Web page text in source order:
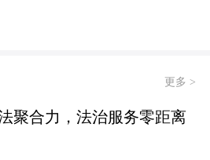
更多 >
聚合力，法治服务零距离